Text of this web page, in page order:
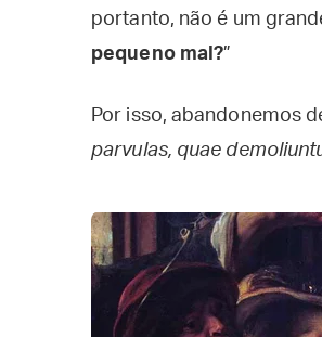
portanto, não é um
pequeno mal?”
Por isso, abandonemos
parvulas, quae